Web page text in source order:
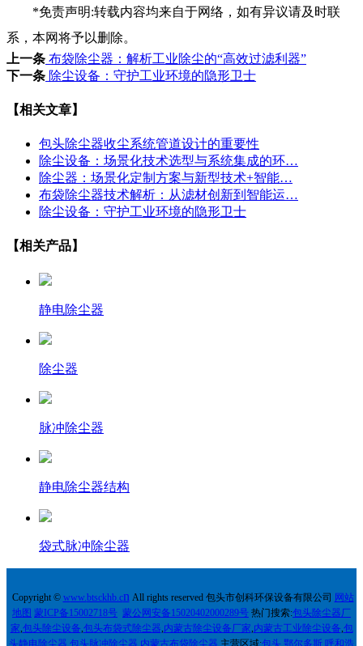
*免责声明:转载内容均来自于网络，如有异议请及时联
系，本网将予以删除。
上一条 布袋除尘器：解析工业除尘的“高效过滤利器”
下一条 除尘设备：守护工业环境的隐形卫士
【相关文章】
包头除尘器收尘系统管道设计的重要性
除尘设备：场景化技术选型与系统集成的环…
除尘器：场景化定制方案与新型技术+智能…
布袋除尘器技术解析：从滤材创新到智能运…
除尘设备：守护工业环境的隐形卫士
【相关产品】
静电除尘器
除尘器
脉冲除尘器
静电除尘器结构
袋式脉冲除尘器
Copyright © www.btsckhb.cn All rights reserved 包头市创科环保设备有限公司 网站
地图 蒙ICP备15002718号 蒙公网安备15020402000289号 热门搜索:包头除尘器厂
家 包头除尘设备 包头布袋式除尘器 内蒙古除尘设备厂家 内蒙古工业除尘设备 包
头静电除尘器 包头脉冲除尘器 内蒙古布袋除尘器 主营区域:包头 鄂尔多斯 呼和浩